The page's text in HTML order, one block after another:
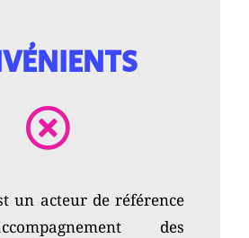
un acteur de référence
des